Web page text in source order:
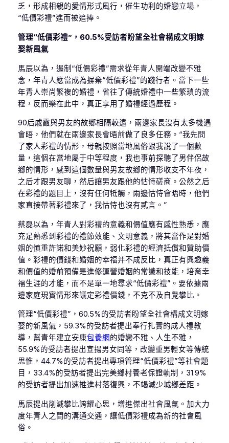
乏，形成相親的愛情形式風行，催生功利的婚戀立場，
“低價彩禮”進而被追捧。
管理“低價彩禮”，60.5%受訪者盼望全社會構成文明嫁
娶新風氣
馬辰以為，遏制“低價彩禮”需求從年青人開端改變不雅
念，年青人應當成為摒棄“低價彩禮”的踐行者。當下一些
年青人崇尚繁複的婚禮，省往了傳統婚禮中一些繁瑣的流
程，反而樂在此中，真正享用了婚禮經過歷程。
90后戚霞與男友的故鄉相隔較遠，兩邊家長沒有太多機遇
會晤，他們就在兩邊家長會晤前做了良多任務。“我先問
了家人彩禮的情形，母親按照當地風俗跟我說了一個數
量，這個在當地屬于中等程度，我也事前探聽了男伴侶故
鄉的情形，感到這個數量與男友故鄉的情形收支不年夜，
之后才跟男友聊，然后讓男友跟他的怙恃磋商。公然之后
在彩禮的題目上，沒有任何牴觸，兩邊怙恃會晤時，他們
家直接帶著彩禮來了，我怙恃也沒有貳言。”
蔡磊以為，年青人對彩禮的意義和價值應有感性熟悉，應
充足熟悉到彩禮的禮節效能、文明意義，將其當作是對婚
姻的慎重許諾和美妙祝願，弱化彩禮的經濟抵償和贊助價
值。彩禮的價錢和婚姻的幸福并不成反比，真正有興趣義
和價值的婚前預備是進修運營婚姻的常識和技能，培育幸
福生涯的才能，而不是單一地尋求“低價彩禮”。要依據兩
邊家庭現實情形來議定彩禮價錢，不克不及自覺攀比。
管理“低價彩禮”，60.5%的受訪者盼望全社會構成文明嫁
娶的新風氣，59.3%的受訪者提出奉行扎實的成人禮教
導，幫青年建立安康包養網的婚戀不雅、人生不雅，
55.9%的受訪者提出宣揚男女同等，改變重男輕女等傳統
思惟，44.7%的受訪者提出專項管理“低價彩禮”等社會題
目，33.4%的受訪者提出完美鄉村養老保證軌制，31.9%
的受訪者提出加速推進村落復興，不竭減少城鄉差距。
馬辰提出削減攀比誇耀心思，增進傑出社會風氣。加大力
度年青人之間的溝通交通，讓低價彩禮成為新的社會風
俗。